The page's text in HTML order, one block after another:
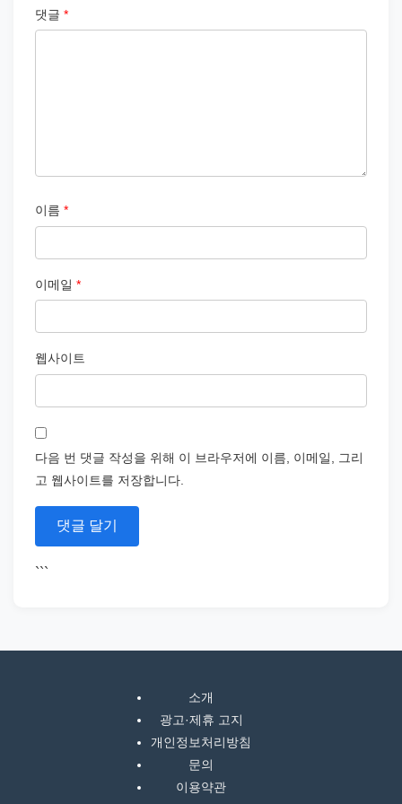
댓글 *
이름 *
이메일 *
웹사이트
다음 번 댓글 작성을 위해 이 브라우저에 이름, 이메일, 그리
고 웹사이트를 저장합니다.
```
소개
광고·제휴 고지
개인정보처리방침
문의
이용약관